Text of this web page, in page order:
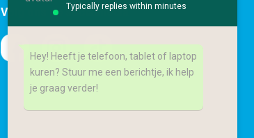
Volg ons op socialmediaTypically replies within minutes
Hey! Heeft je telefoon, tablet of laptop
kuren? Stuur me een berichtje, ik help
je graag verder!